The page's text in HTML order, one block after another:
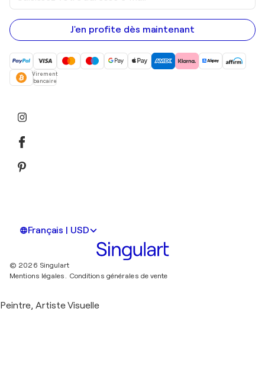
adresse
e-
mail
J'en profite dès maintenant
Virement
bancaire
Français | USD
© 2026 Singulart
Mentions légales.
Conditions générales de vente
Peintre, Artiste Visuelle